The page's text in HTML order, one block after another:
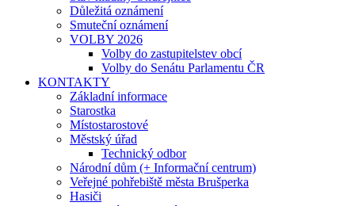
Důležitá oznámení
Smuteční oznámení
VOLBY 2026
Volby do zastupitelstev obcí
Volby do Senátu Parlamentu ČR
KONTAKTY
Základní informace
Starostka
Místostarostové
Městský úřad
Technický odbor
Národní dům (+ Informační centrum)
Veřejné pohřebiště města Brušperka
Hasiči